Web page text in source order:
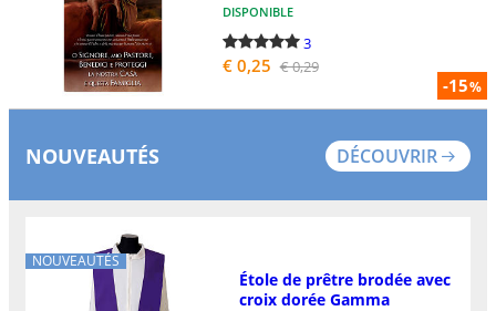
-15%
DISPONIBLE
3
€ 0,25 € 0,29
NOUVEAUTÉS DÉCOUVRIR
NOUVEAUTÉS
Étole de prêtre brodée avec
croix dorée Gamma